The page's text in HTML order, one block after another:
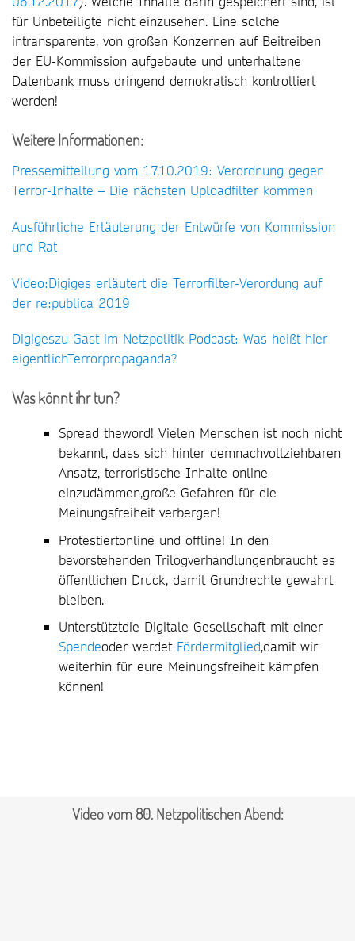
für Unbeteiligte nicht einzusehen. Eine solche
intransparente, von großen Konzernen auf Beitreiben
der EU-Kommission aufgebaute und unterhaltene
Datenbank muss dringend demokratisch kontrolliert
werden!
Weitere Informationen:
Pressemitteilung vom 17.10.2019: Verordnung gegen
Terror-Inhalte – Die nächsten Uploadfilter kommen
Ausführliche Erläuterung der Entwürfe von Kommission
und Rat
Video:Digiges erläutert die Terrorfilter-Verordung auf
der re:publica 2019
Digigeszu Gast im Netzpolitik-Podcast: Was heißt hier
eigentlichTerrorpropaganda?
Was könnt ihr tun?
Spread theword! Vielen Menschen ist noch nicht
bekannt, dass sich hinter demnachvollziehbaren
Ansatz, terroristische Inhalte online
einzudämmen,große Gefahren für die
Meinungsfreiheit verbergen!
Protestiertonline und offline! In den
bevorstehenden Trilogverhandlungenbraucht es
öffentlichen Druck, damit Grundrechte gewahrt
bleiben.
Unterstütztdie Digitale Gesellschaft mit einer
Spendeoder werdet Fördermitglied,damit wir
weiterhin für eure Meinungsfreiheit kämpfen
können!
Video vom 80. Netzpolitischen Abend: